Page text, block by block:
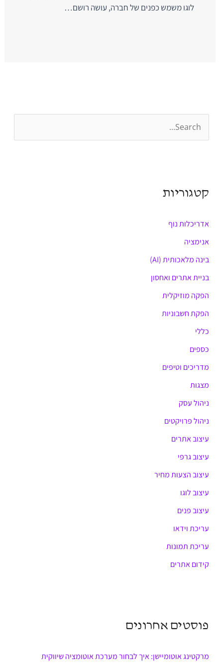
לוגו משמש כפנים של חברה, עושה רושם…
c
f
o
r
קטגוריות
אדריכלות נוף
אנימציה
בינה מלאכותית (AI)
בניית אתרים ואחסון
הפקה מוזיקלית
הפקת חשבוניות
כללי
כספים
מדריכים וטיפים
מצגות
ניהול עסק
ניהול פרויקטים
עיצוב אתרים
עיצוב גרפי
עיצוב הצעות מחיר
עיצוב לוגו
עיצוב פנים
עריכת וידאו
עריכת תמונות
קידום אתרים
פוסטים אחרונים
מרקטינג אוטומיישן: איך לבחור מערכת אוטומציה שיווקית